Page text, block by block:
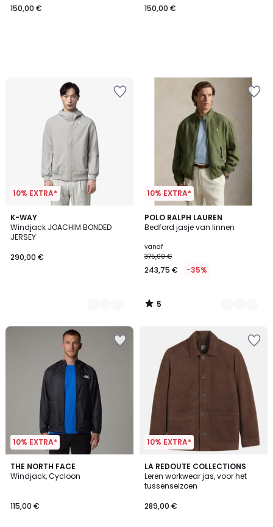
150,00 €
150,00 €
10% EXTRA*
K-WAY
Windjack JOACHIM BONDED
JERSEY
290,00 €
3
Kleuren
10% EXTRA*
POLO RALPH LAUREN
Bedford jasje van linnen
vanaf
375,00 €
243,75 € -35%
5
/
2
Kleuren
5
/
10% EXTRA*
THE NORTH FACE
Windjack, Cycloon
115,00 €
10% EXTRA*
LA REDOUTE COLLECTIONS
Leren workwear jas, voor het
tussenseizoen
289,00 €